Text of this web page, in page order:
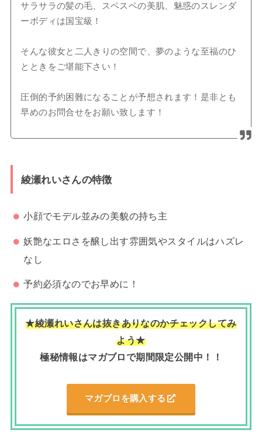
サラサラの髪の毛、スベスベの美肌、魅惑のスレンダ
ーボディは国宝級！
そんな彼女と二人きりの空間で、夢のような至福のひ
とときをご堪能下さい！
圧倒的予約困難になることが予想されます！是非とも
早めのお問合せをお願い致します！
綾瀬れいさんの特徴
小顔でモデル並みの美貌の持ち主
妖艶なエロさを醸し出す雰囲気やスタイルはハズレ
なし
予約必須なのでお早めに！
★綾瀬れいさんは抜きありなのかチェックしてみ
よう★
極秘情報はマガブロで期間限定公開中！！
マガブロを購入する